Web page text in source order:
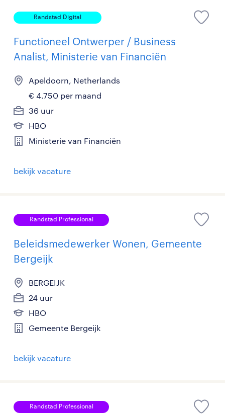
Randstad Digital
Functioneel Ontwerper / Business
Analist, Ministerie van Financiën
Apeldoorn, Netherlands
€ 4.750 per maand
36 uur
HBO
Ministerie van Financiën
bekijk vacature
Randstad Professional
Beleidsmedewerker Wonen, Gemeente
Bergeijk
BERGEIJK
24 uur
HBO
Gemeente Bergeijk
bekijk vacature
Randstad Professional